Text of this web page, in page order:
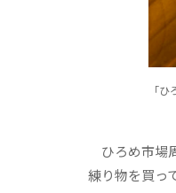
「
ひろめ市場
練り物を買っ